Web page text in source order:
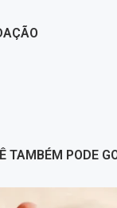
TAMBÉM PODE